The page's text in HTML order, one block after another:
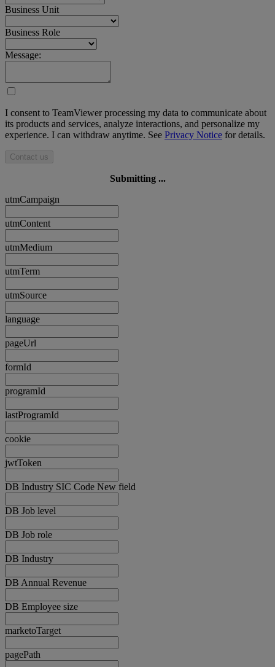
Business Unit
Business Role
Message:
I consent to TeamViewer processing my data to communicate about
its products and services, analyze interactions, and personalize my
experience. I can withdraw anytime. See Privacy Notice for details.
Contact us
Submitting ...
utmCampaign
utmContent
utmMedium
utmTerm
utmSource
language
pageUrl
formId
programId
lastProgramId
cookie
jwtToken
DB Industry SIC Code New field
DB Job level
DB Job role
DB Industry
DB Annual Revenue
DB Employee size
marketoTarget
pagePath